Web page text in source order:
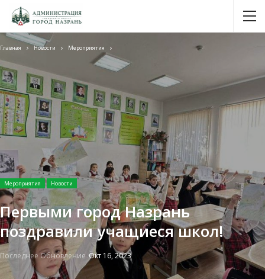
Главная Новости Мероприятия
Мероприятия Новости
Первыми город Назрань
поздравили учащиеся школ!
Последнее Обновление Окт 16, 2023